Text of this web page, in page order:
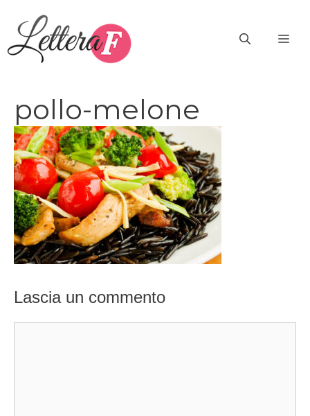
contenuto
pollo-melone
Lascia un commento